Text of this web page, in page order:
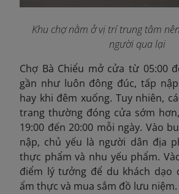
Khu chợ nằm ở vị trí trung tâm
người qua lại
Chợ Bà Chiểu mở cửa từ 05:00
gần như luôn đông đúc, tấp
hay khi đêm xuống. Tuy nhiên,
trang thường đóng cửa sớm
19:00 đến 20:00 mỗi ngày. Vào
nập, chủ yếu là người dân địa
thực phẩm và nhu yếu phẩm.
điểm lý tưởng để du khách dạo
ẩm thực và mua sắm đồ lưu niệm.